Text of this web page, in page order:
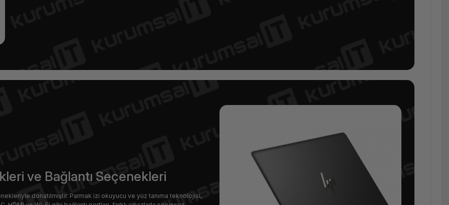
ve Bağlantı Seçenekleri
donatılmıştır. Parmak izi okuyucu ve yüz tanıma teknolojisi,